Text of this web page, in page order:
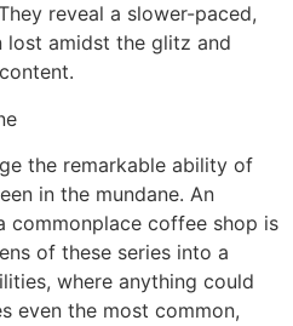
reveal a slower-paced,
amidst the glitz and
the remarkable ability of
in the mundane. An
commonplace coffee shop is
of these series into a
where anything could
even the most common,